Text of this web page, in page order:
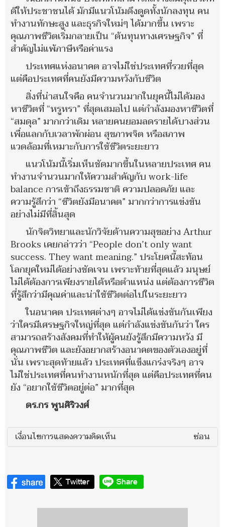
ดีให้ประชาชนได้ มักมีแนวโน้มดึงดูดทั้งนักลงทุน คน
ทำงานทักษะสูง และธุรกิจใหม่ๆ ได้มากขึ้น เพราะ
คุณภาพชีวิตเริ่มกลายเป็น “ต้นทุนทางเศรษฐกิจ” ที่
สำคัญไม่แพ้ภาษีหรือค่าแรง
ประเทศแห่งอนาคต อาจไม่ใช่ประเทศที่รวยที่สุด
แต่คือประเทศที่คนยังมีความหวังกับชีวิต
สิ่งที่น่าสนใจคือ คนจำนวนมากในยุคนี้ไม่ได้มอง
หาชีวิตที่ “หรูหรา” ที่สุดเสมอไป แต่กำลังมองหาชีวิตที่
“สมดุล” มากกว่าเดิม หลายคนยอมลดรายได้บางส่วน
เพื่อแลกกับเวลาพักผ่อน สุขภาพจิต หรือสภาพ
แวดล้อมที่เหมาะกับการใช้ชีวิตระยะยาว
แนวโน้มนี้เริ่มเห็นชัดมากขึ้นในหลายประเทศ คน
ทำงานจำนวนมากให้ความสำคัญกับ work-life
balance การเข้าถึงธรรมชาติ ความปลอดภัย และ
ความรู้สึกว่า “ชีวิตยังมีอนาคต” มากกว่าการแข่งขัน
อย่างไม่มีที่สิ้นสุด
นักจิตวิทยาและนักวิจัยด้านความสุขอย่าง Arthur
Brooks เคยกล่าวว่า “People don’t only want
success. They want meaning.” ประโยคนี้สะท้อน
โลกยุคใหม่ได้อย่างชัดเจน เพราะท้ายที่สุดแล้ว มนุษย์
ไม่ได้ต้องการเพียงรายได้หรือตำแหน่ง แต่ต้องการชีวิต
ที่รู้สึกว่ามีคุณค่าและน่าใช้ชีวิตต่อไปในระยะยาว
ในอนาคต ประเทศต่างๆ อาจไม่ได้แข่งขันกันเพียง
ว่าใครมีเศรษฐกิจใหญ่ที่สุด แต่กำลังแข่งขันกันว่า ใคร
สามารถสร้างสังคมที่ทำให้ผู้คนยังรู้สึกมีความหวัง มี
คุณภาพชีวิต และยังอยากสร้างอนาคตของตัวเองอยู่ที่
นั่น เพราะสุดท้ายแล้ว ประเทศที่แข็งแกร่งจริงๆ อาจ
ไม่ใช่ประเทศที่คนทำงานหนักที่สุด แต่คือประเทศที่คน
ยัง “อยากใช้ชีวิตอยู่ต่อ” มากที่สุด
ดร.กร พูนศิริวงศ์
เงื่อนไขการแสดงความคิดเห็น ซ่อน